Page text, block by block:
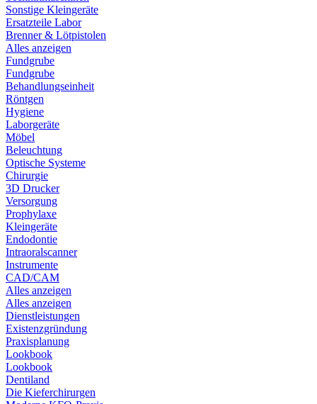
Sonstige Kleingeräte
Ersatzteile Labor
Brenner & Lötpistolen
Alles anzeigen
Fundgrube
Fundgrube
Behandlungseinheit
Röntgen
Hygiene
Laborgeräte
Möbel
Beleuchtung
Optische Systeme
Chirurgie
3D Drucker
Versorgung
Prophylaxe
Kleingeräte
Endodontie
Intraoralscanner
Instrumente
CAD/CAM
Alles anzeigen
Alles anzeigen
Dienstleistungen
Existenzgründung
Praxisplanung
Lookbook
Lookbook
Dentiland
Die Kieferchirurgen